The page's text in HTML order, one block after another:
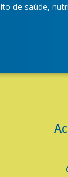
de saúde,